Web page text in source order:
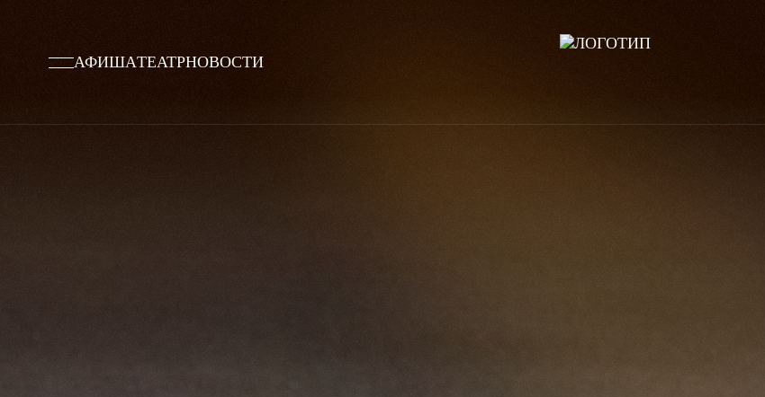
АФИШАТЕАТРНОВОСТИ